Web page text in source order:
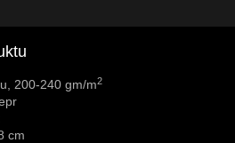
200-240 gm/m2
cm